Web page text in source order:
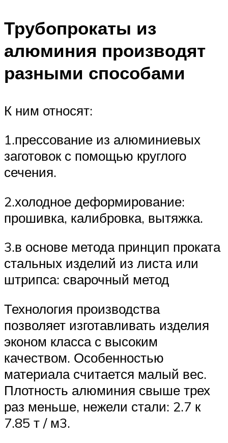
Трубопрокаты из
алюминия производят
разными способами
К ним относят:
1.прессование из алюминиевых
заготовок с помощью круглого
сечения.
2.холодное деформирование:
прошивка, калибровка, вытяжка.
3.в основе метода принцип проката
стальных изделий из листа или
штрипса: сварочный метод
Технология производства
позволяет изготавливать изделия
эконом класса с высоким
качеством. Особенностью
материала считается малый вес.
Плотность алюминия свыше трех
раз меньше, нежели стали: 2.7 к
7.85 т / м3.